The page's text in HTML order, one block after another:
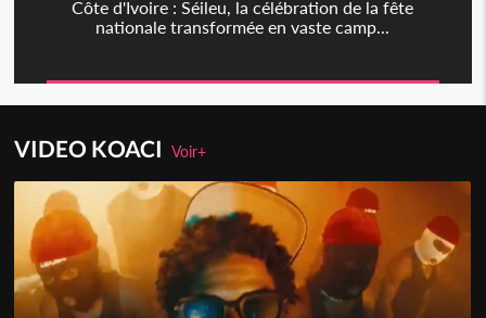
Côte d'Ivoire : Séileu, la célébration de la fête
nationale transformée en vaste camp...
VIDEO KOACIVoir+